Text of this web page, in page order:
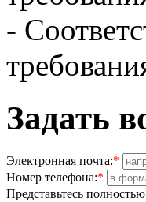
-
Задать
Электронная почта:*
Номер телефона:*
Представьтесь